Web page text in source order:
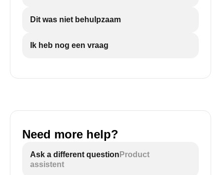
Dit was niet behulpzaam
Ik heb nog een vraag
Need more help?
Ask a different question Product
assistent